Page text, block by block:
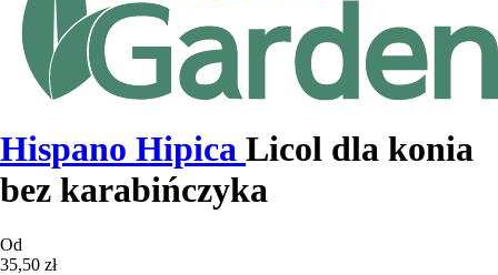
Hispano Hipica Licol dla konia
bez karabińczyka
Od
35,50 zł